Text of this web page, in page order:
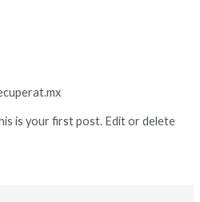
is your first post. Edit or delete